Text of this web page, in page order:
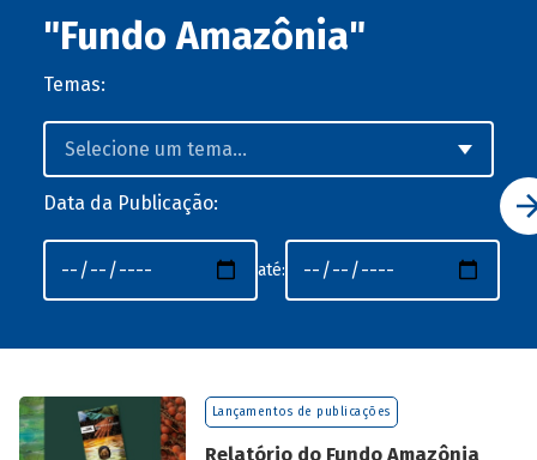
"Fundo Amazônia"
Temas:
Data da Publicação:
até:
Lançamentos de publicações
Relatório do Fundo Amazônia